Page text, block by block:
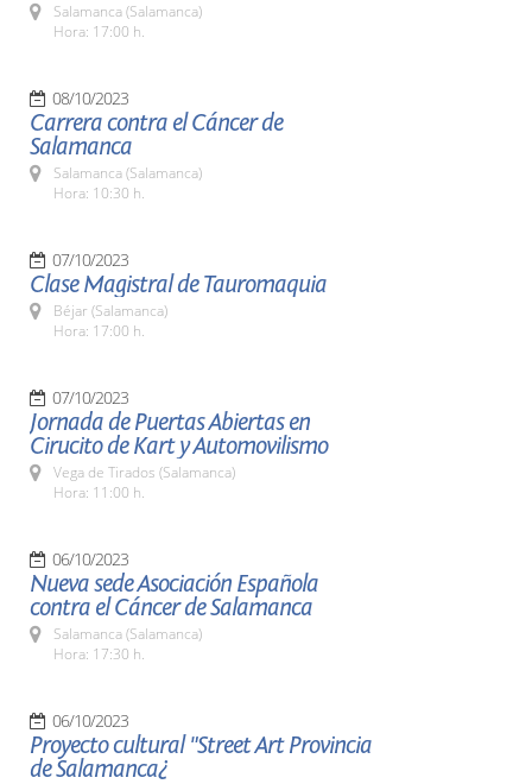
Salamanca (Salamanca)
Hora: 17:00 h.
08/10/2023
Carrera contra el Cáncer de
Salamanca
Salamanca (Salamanca)
Hora: 10:30 h.
07/10/2023
Clase Magistral de Tauromaquia
Béjar (Salamanca)
Hora: 17:00 h.
07/10/2023
Jornada de Puertas Abiertas en
Cirucito de Kart y Automovilismo
Vega de Tirados (Salamanca)
Hora: 11:00 h.
06/10/2023
Nueva sede Asociación Española
contra el Cáncer de Salamanca
Salamanca (Salamanca)
Hora: 17:30 h.
06/10/2023
Proyecto cultural "Street Art Provincia
de Salamanca¿